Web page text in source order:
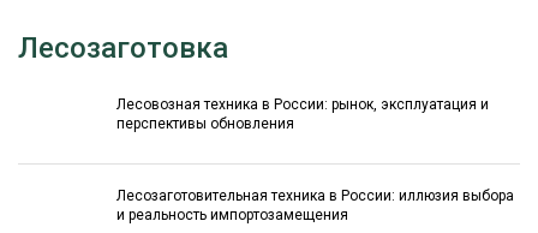
Лесозаготовка
Лесовозная техника в России: рынок, эксплуатация и
перспективы обновления
Лесозаготовительная техника в России: иллюзия выбора
и реальность импортозамещения